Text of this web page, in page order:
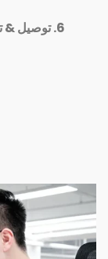
6. توصيل & تثبيت: